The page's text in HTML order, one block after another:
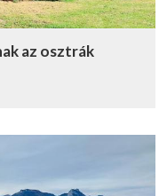
az osztrák